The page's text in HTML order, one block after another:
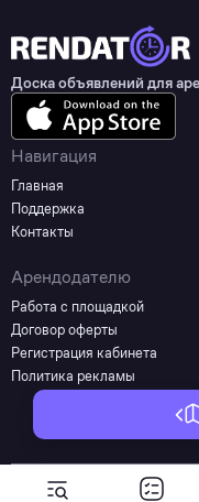
Доска объявлений для
Навигация
Главная
Поддержка
Контакты
Арендодателю
Работа с площадкой
Договор оферты
Регистрация кабинета
Политика рекламы